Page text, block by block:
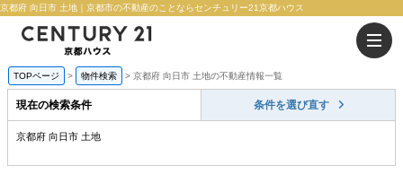
京都府 向日市 土地｜京都市の不動産のことならセンチュリー21京都ハウス
TOPページ 物件検索 京都府 向日市 土地の不動産情報一覧
現在の検索条件 条件を選び直す
京都府 向日市 土地